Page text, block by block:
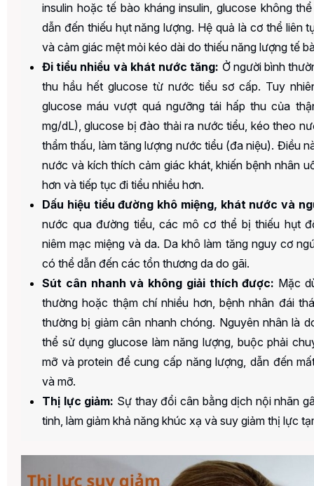
insulin hoặc tế bào kháng insulin, glucose không
dẫn đến thiếu hụt năng lượng. Hệ quả là cơ thể liên
và cảm giác mệt mỏi kéo dài do thiếu năng lượng tế
Đi tiểu nhiều và khát nước tăng: Ở người bình
thu hầu hết glucose từ nước tiểu sơ cấp. Tuy
glucose máu vượt quá ngưỡng tái hấp thu của
mg/dL), glucose bị đào thải ra nước tiểu, kéo theo
thẩm thấu, làm tăng lượng nước tiểu (đa niệu). Điều
nước và kích thích cảm giác khát, khiến bệnh nhân
hơn và tiếp tục đi tiểu nhiều hơn.
Dấu hiệu tiểu đường khô miệng, khát nước và
nước qua đường tiểu, các mô cơ thể bị thiếu hụt
niêm mạc miệng và da. Da khô làm tăng nguy cơ
có thể dẫn đến các tổn thương da do gãi.
Sút cân nhanh và không giải thích được: Mặc
thường hoặc thậm chí nhiều hơn, bệnh nhân đái
thường bị giảm cân nhanh chóng. Nguyên nhân là
thể sử dụng glucose làm năng lượng, buộc phải
mỡ và protein để cung cấp năng lượng, dẫn đến
và mỡ.
Thị lực giảm: Sự thay đổi cân bằng dịch nội nhãn
tinh, làm giảm khả năng khúc xạ và suy giảm thị lực